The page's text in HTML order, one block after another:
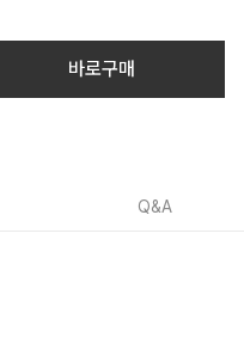
바로구매
Q&A